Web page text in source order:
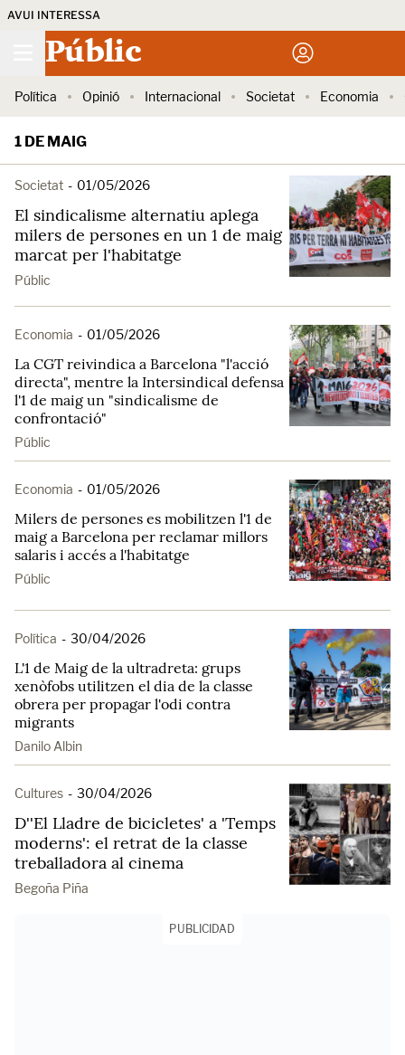
AVUI INTERESSA
Públic
Política Opinió Internacional Societat Economia
1 DE MAIG
Societat - 01/05/2026
El sindicalisme alternatiu aplega
milers de persones en un 1 de maig
marcat per l'habitatge
Públic
Economia - 01/05/2026
La CGT reivindica a Barcelona "l'acció
directa", mentre la Intersindical defensa
l'1 de maig un "sindicalisme de
confrontació"
Públic
Economia - 01/05/2026
Milers de persones es mobilitzen l'1 de
maig a Barcelona per reclamar millors
salaris i accés a l'habitatge
Públic
Política - 30/04/2026
L'1 de Maig de la ultradreta: grups
xenòfobs utilitzen el dia de la classe
obrera per propagar l'odi contra
migrants
Danilo Albin
Cultures - 30/04/2026
D''El Lladre de bicicletes' a 'Temps
moderns': el retrat de la classe
treballadora al cinema
Begoña Piña
PUBLICIDAD